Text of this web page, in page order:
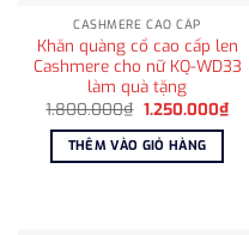
CASHMERE CAO CẤP
Khăn quàng cổ cao cấp len
Cashmere cho nữ KQ-WD33
làm quà tặng
1.800.000₫ Giá
là:
1.800.000₫.
1.250.000₫Giá
hiện
THÊM VÀO GIỎ HÀNG